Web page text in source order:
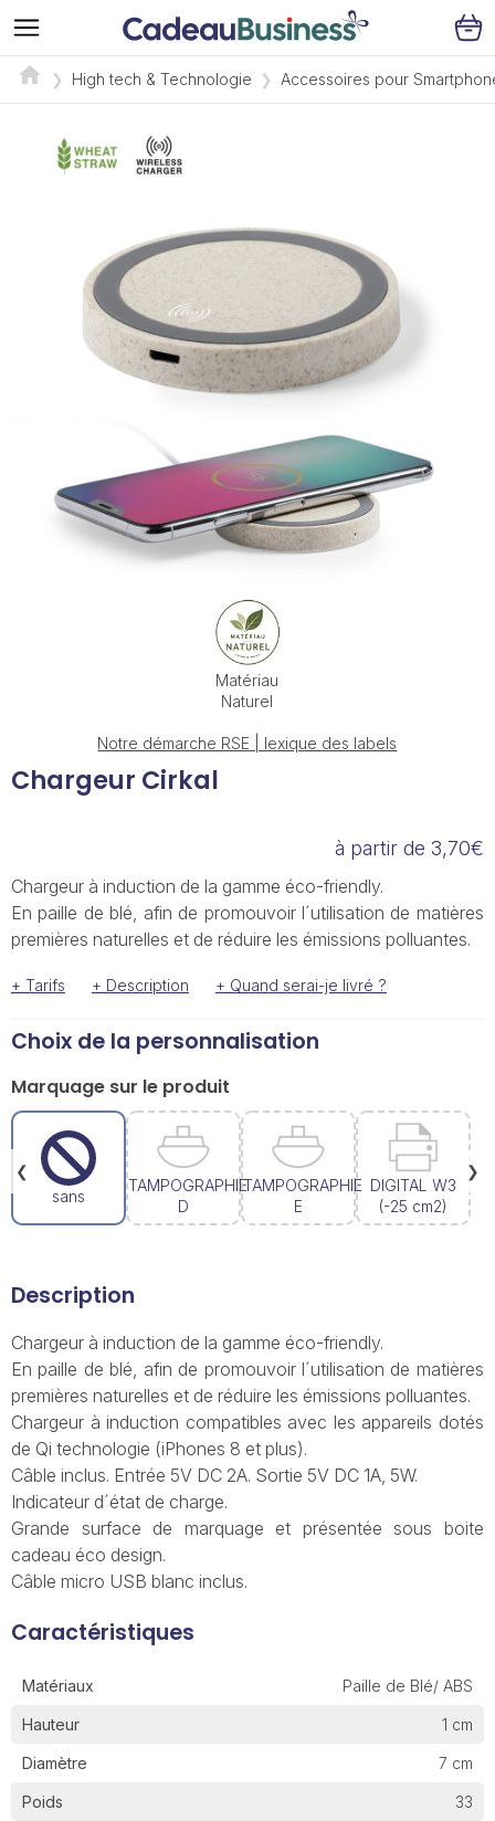
High tech & Technologie Accessoires pour
Matériau
Naturel
Notre démarche RSE | lexique des labels
Chargeur Cirkal
à partir de 3,70€
Chargeur à induction de la gamme éco-friendly.
En paille de blé, afin de promouvoir l´utilisation de matières
premières naturelles et de réduire les émissions polluantes.
+ Tarifs + Description + Quand serai-je livré ?
Choix de la personnalisation
Marquage sur le produit
sans
TAMPOGRAPHIE
D
TAMPOGRAPHIE
E
DIGITAL W3
(-25 cm2)
❯
❮
Description
Chargeur à induction de la gamme éco-friendly.
En paille de blé, afin de promouvoir l´utilisation de matières
premières naturelles et de réduire les émissions polluantes.
Chargeur à induction compatibles avec les appareils dotés
de Qi technologie (iPhones 8 et plus).
Câble inclus. Entrée 5V DC 2A. Sortie 5V DC 1A, 5W.
Indicateur d´état de charge.
Grande surface de marquage et présentée sous boite
cadeau éco design.
Câble micro USB blanc inclus.
Caractéristiques
Matériaux Paille de Blé/ ABS
Hauteur 1 cm
Diamètre 7 cm
Poids 33